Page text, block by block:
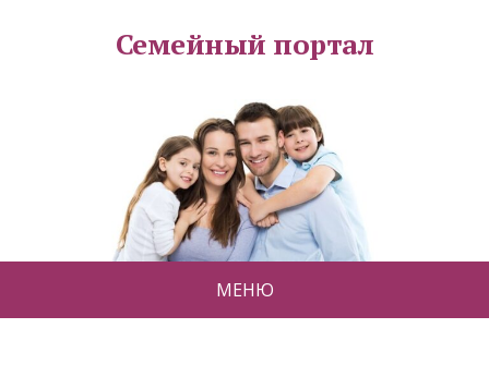
Семейный портал
МЕНЮ